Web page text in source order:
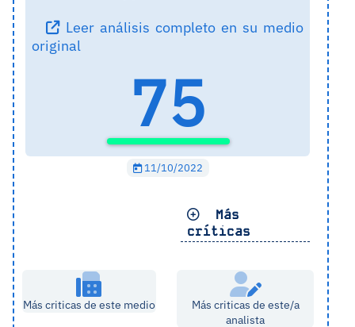
Leer análisis completo en su medio
original
75
11/10/2022
Más
críticas
Más criticas de este medio
Más criticas de este/a
analista